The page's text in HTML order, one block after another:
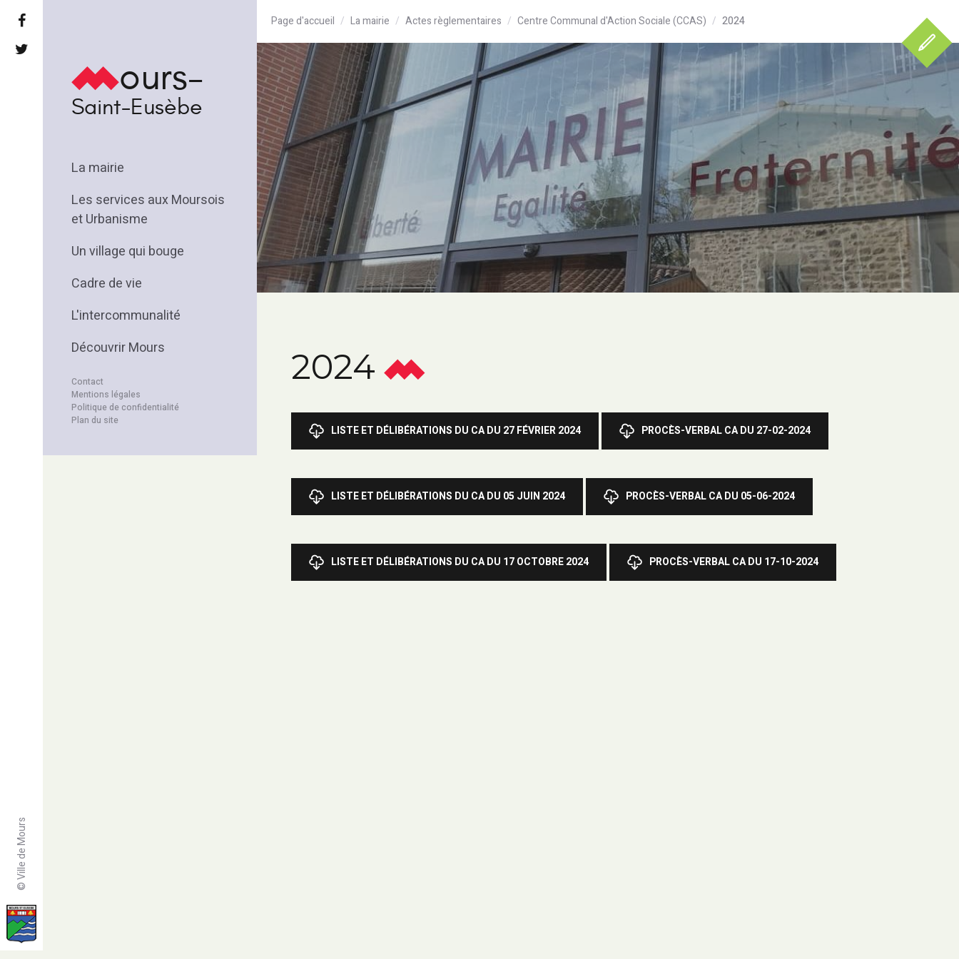
© Ville de Mours
ours-
Saint-Eusèbe
La mairie
Les services aux Moursois
et Urbanisme
Un village qui bouge
Cadre de vie
L'intercommunalité
Découvrir Mours
Contact
Mentions légales
Politique de confidentialité
Plan du site
Page d'accueil La mairie Actes règlementaires Centre Communal d'Action Sociale (CCAS) 2024
2024
LISTE ET DÉLIBÉRATIONS DU CA DU 27 FÉVRIER 2024 PROCÈS-VERBAL CA DU 27-02-2024
LISTE ET DÉLIBÉRATIONS DU CA DU 05 JUIN 2024 PROCÈS-VERBAL CA DU 05-06-2024
LISTE ET DÉLIBÉRATIONS DU CA DU 17 OCTOBRE 2024 PROCÈS-VERBAL CA DU 17-10-2024